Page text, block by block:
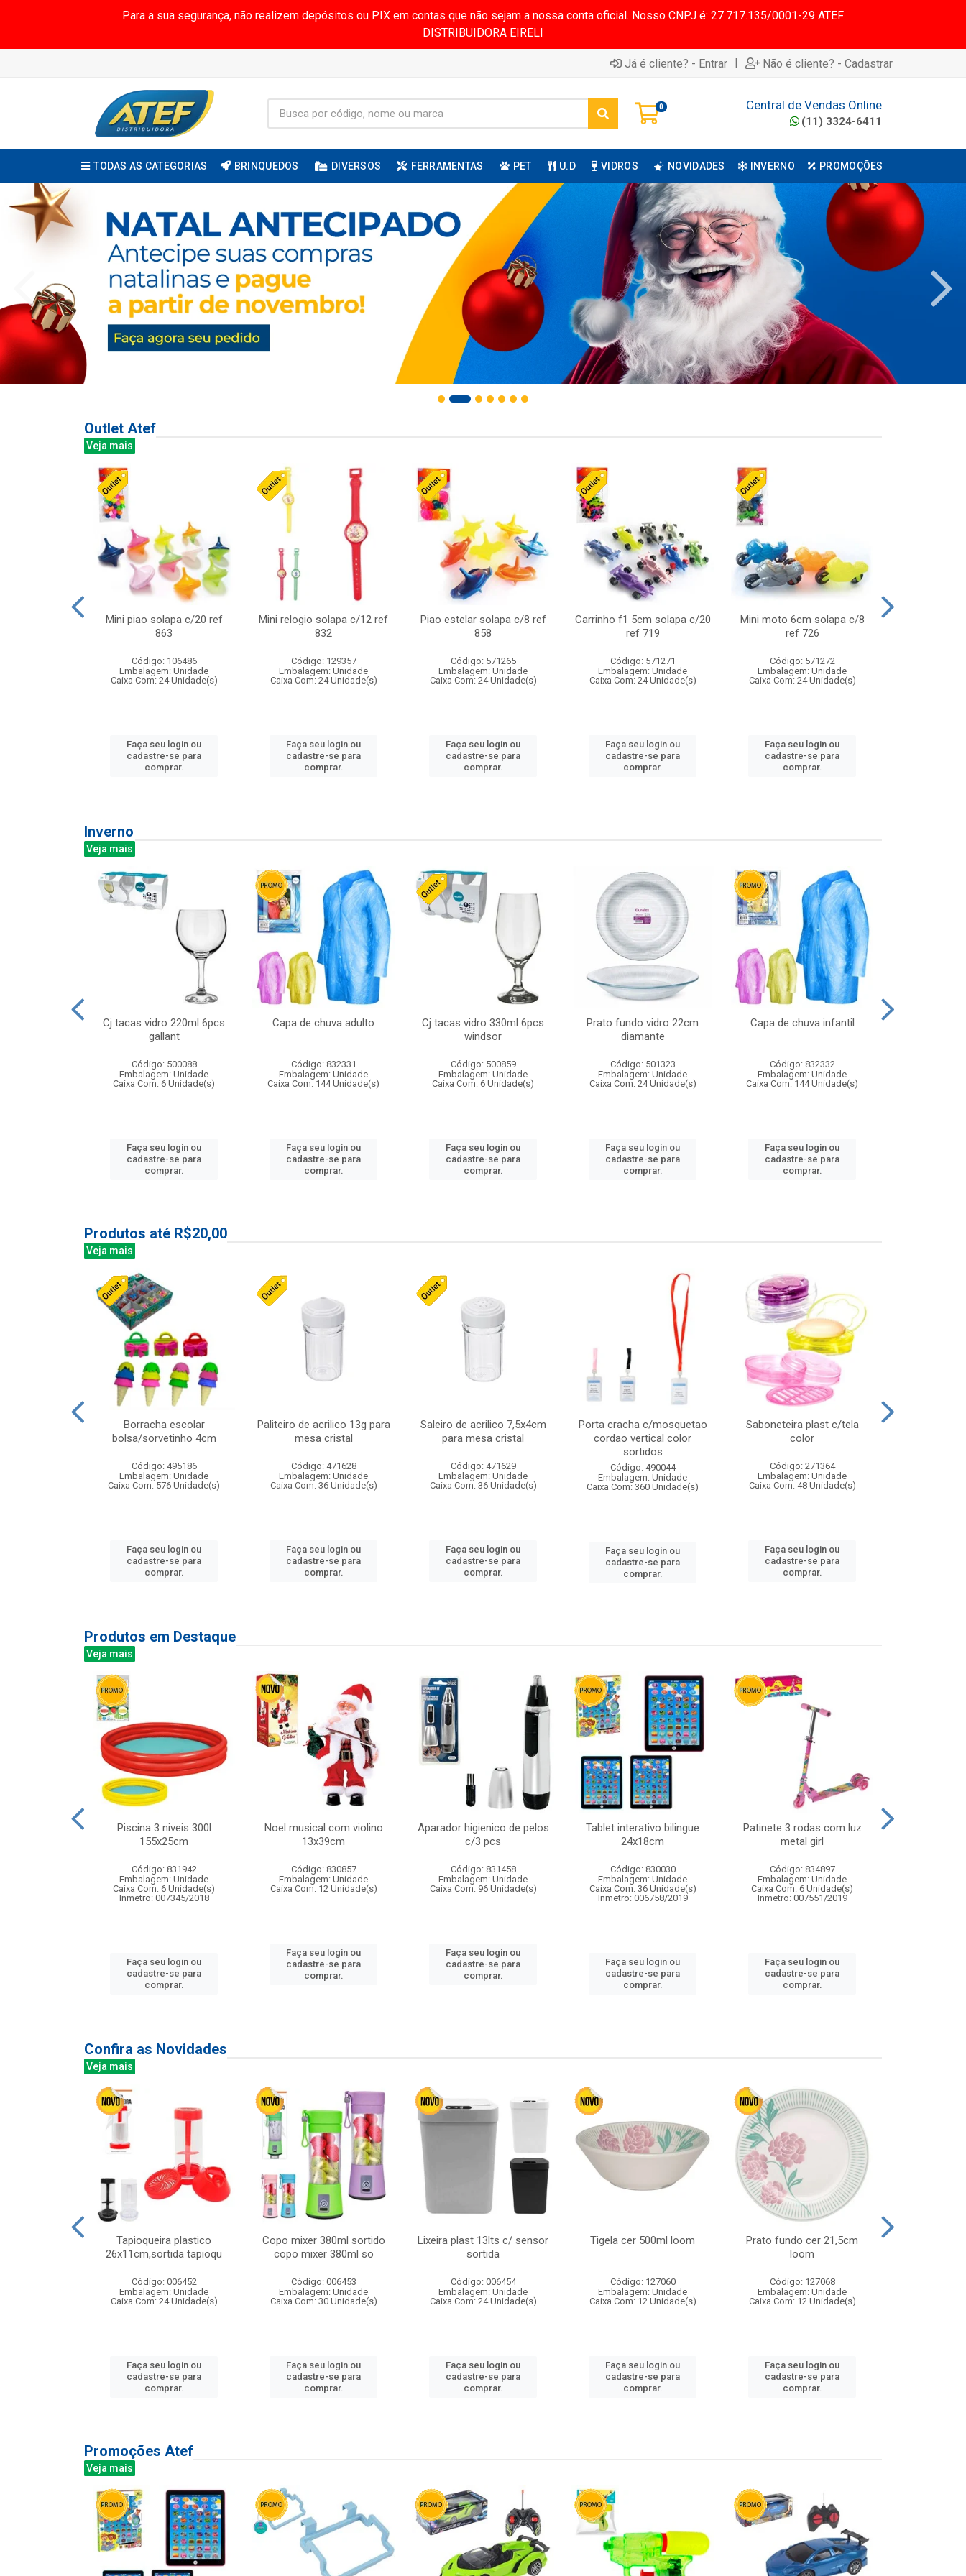
Para a sua segurança, não realizem depósitos ou PIX em contas que não sejam a nossa conta oficial. Nosso CNPJ é: 27.717.135/0001-29 ATEF
DISTRIBUIDORA EIRELI
Já é cliente? - Entrar | Não é cliente? - Cadastrar
0 Central de Vendas Online
(11) 3324-6411
TODAS AS CATEGORIAS BRINQUEDOS DIVERSOS FERRAMENTAS PET U.D VIDROS NOVIDADES INVERNO PROMOÇÕES
Outlet Atef
Veja mais
Mini piao solapa c/20 ref
863
Código: 106486
Embalagem: Unidade
Caixa Com: 24 Unidade(s)
Faça seu login ou
cadastre-se para
comprar.
Mini relogio solapa c/12 ref
832
Código: 129357
Embalagem: Unidade
Caixa Com: 24 Unidade(s)
Faça seu login ou
cadastre-se para
comprar.
Piao estelar solapa c/8 ref
858
Código: 571265
Embalagem: Unidade
Caixa Com: 24 Unidade(s)
Faça seu login ou
cadastre-se para
comprar.
Carrinho f1 5cm solapa c/20
ref 719
Código: 571271
Embalagem: Unidade
Caixa Com: 24 Unidade(s)
Faça seu login ou
cadastre-se para
comprar.
Mini moto 6cm solapa c/8
ref 726
Código: 571272
Embalagem: Unidade
Caixa Com: 24 Unidade(s)
Faça seu login ou
cadastre-se para
comprar.
Inverno
Veja mais
Cj tacas vidro 220ml 6pcs
gallant
Código: 500088
Embalagem: Unidade
Caixa Com: 6 Unidade(s)
Faça seu login ou
cadastre-se para
comprar.
Capa de chuva adulto
Código: 832331
Embalagem: Unidade
Caixa Com: 144 Unidade(s)
Faça seu login ou
cadastre-se para
comprar.
Cj tacas vidro 330ml 6pcs
windsor
Código: 500859
Embalagem: Unidade
Caixa Com: 6 Unidade(s)
Faça seu login ou
cadastre-se para
comprar.
Prato fundo vidro 22cm
diamante
Código: 501323
Embalagem: Unidade
Caixa Com: 24 Unidade(s)
Faça seu login ou
cadastre-se para
comprar.
Capa de chuva infantil
Código: 832332
Embalagem: Unidade
Caixa Com: 144 Unidade(s)
Faça seu login ou
cadastre-se para
comprar.
Produtos até R$20,00
Veja mais
Borracha escolar
bolsa/sorvetinho 4cm
Código: 495186
Embalagem: Unidade
Caixa Com: 576 Unidade(s)
Faça seu login ou
cadastre-se para
comprar.
Paliteiro de acrilico 13g para
mesa cristal
Código: 471628
Embalagem: Unidade
Caixa Com: 36 Unidade(s)
Faça seu login ou
cadastre-se para
comprar.
Saleiro de acrilico 7,5x4cm
para mesa cristal
Código: 471629
Embalagem: Unidade
Caixa Com: 36 Unidade(s)
Faça seu login ou
cadastre-se para
comprar.
Porta cracha c/mosquetao
cordao vertical color
sortidos
Código: 490044
Embalagem: Unidade
Caixa Com: 360 Unidade(s)
Faça seu login ou
cadastre-se para
comprar.
Saboneteira plast c/tela
color
Código: 271364
Embalagem: Unidade
Caixa Com: 48 Unidade(s)
Faça seu login ou
cadastre-se para
comprar.
Produtos em Destaque
Veja mais
Piscina 3 niveis 300l
155x25cm
Código: 831942
Embalagem: Unidade
Caixa Com: 6 Unidade(s)
Inmetro: 007345/2018
Faça seu login ou
cadastre-se para
comprar.
Noel musical com violino
13x39cm
Código: 830857
Embalagem: Unidade
Caixa Com: 12 Unidade(s)
Faça seu login ou
cadastre-se para
comprar.
Aparador higienico de pelos
c/3 pcs
Código: 831458
Embalagem: Unidade
Caixa Com: 96 Unidade(s)
Faça seu login ou
cadastre-se para
comprar.
Tablet interativo bilingue
24x18cm
Código: 830030
Embalagem: Unidade
Caixa Com: 36 Unidade(s)
Inmetro: 006758/2019
Faça seu login ou
cadastre-se para
comprar.
Patinete 3 rodas com luz
metal girl
Código: 834897
Embalagem: Unidade
Caixa Com: 6 Unidade(s)
Inmetro: 007551/2019
Faça seu login ou
cadastre-se para
comprar.
Confira as Novidades
Veja mais
Tapioqueira plastico
26x11cm,sortida tapioqu
Código: 006452
Embalagem: Unidade
Caixa Com: 24 Unidade(s)
Faça seu login ou
cadastre-se para
comprar.
Copo mixer 380ml sortido
copo mixer 380ml so
Código: 006453
Embalagem: Unidade
Caixa Com: 30 Unidade(s)
Faça seu login ou
cadastre-se para
comprar.
Lixeira plast 13lts c/ sensor
sortida
Código: 006454
Embalagem: Unidade
Caixa Com: 24 Unidade(s)
Faça seu login ou
cadastre-se para
comprar.
Tigela cer 500ml loom
Código: 127060
Embalagem: Unidade
Caixa Com: 12 Unidade(s)
Faça seu login ou
cadastre-se para
comprar.
Prato fundo cer 21,5cm
loom
Código: 127068
Embalagem: Unidade
Caixa Com: 12 Unidade(s)
Faça seu login ou
cadastre-se para
comprar.
Promoções Atef
Veja mais